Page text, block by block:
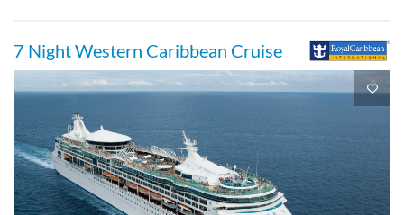
7 Night Western Caribbean Cruise